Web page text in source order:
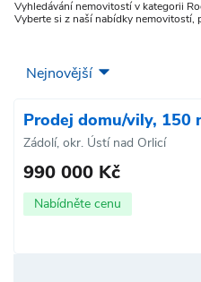
Vyhledávání nemovitostí v kategorii
Vyberte si z naší nabídky nemovitostí,
Prodej domu/vily, 150
Zádolí, okr. Ústí nad Orlicí
990 000 Kč
Nabídněte cenu